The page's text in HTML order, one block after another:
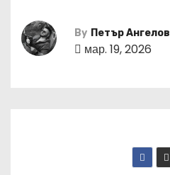
By Петър Ангелов
мар. 19, 2026